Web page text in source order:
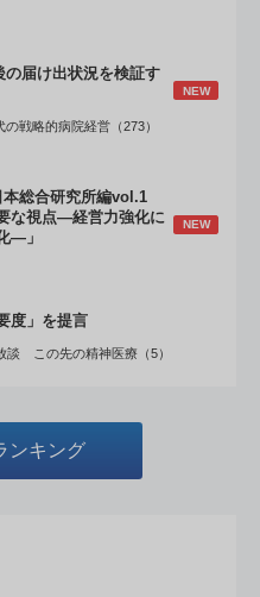
届け出状況を検証す
NEW
戦略的病院経営（273）
本総合研究所編vol.1
な視点―経営力強化に
―」
NEW
度」を提言
談 この先の精神医療（5）
ンキング